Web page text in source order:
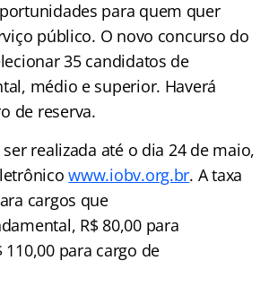
para quem quer
público. O novo concurso do
35 candidatos de
médio e superior. Haverá
de reserva.
realizada até o dia 24 de maio,
www.iobv.org.br. A taxa
cargos que
R$ 80,00 para
para cargo de